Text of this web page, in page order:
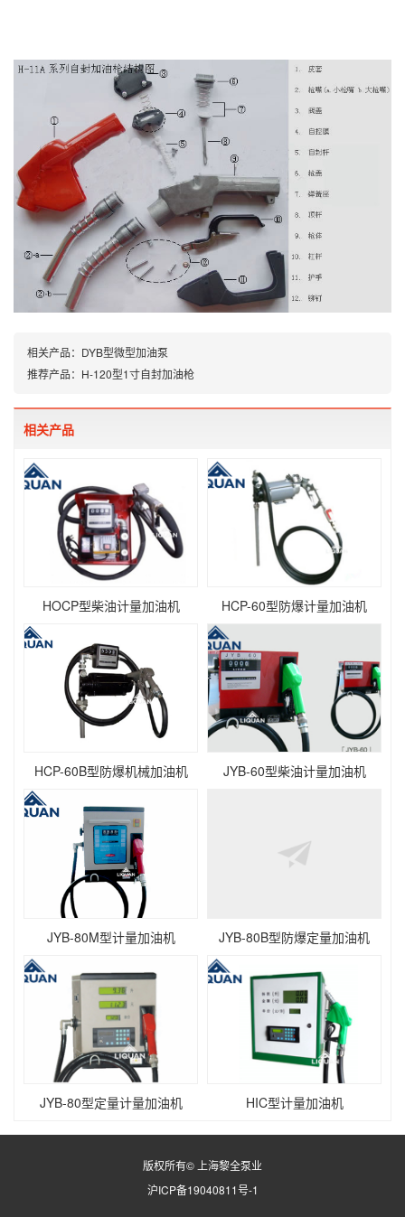
相关产品： DYB型微型加油泵
推荐产品： H-120型1寸自封加油枪
相关产品
HOCP型柴油计量加油机 HCP-60型防爆计量加油机
HCP-60B型防爆机械加油机 JYB-60型柴油计量加油机
JYB-80M型计量加油机 JYB-80B型防爆定量加油机
JYB-80型定量计量加油机 HIC型计量加油机
版权所有© 上海黎全泵业
沪ICP备19040811号-1